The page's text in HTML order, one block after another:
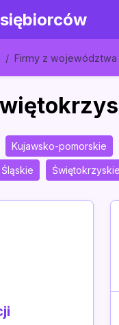
Firmy z województwa
Kujawsko-pomorskie
Śląskie Świętokrzyskie